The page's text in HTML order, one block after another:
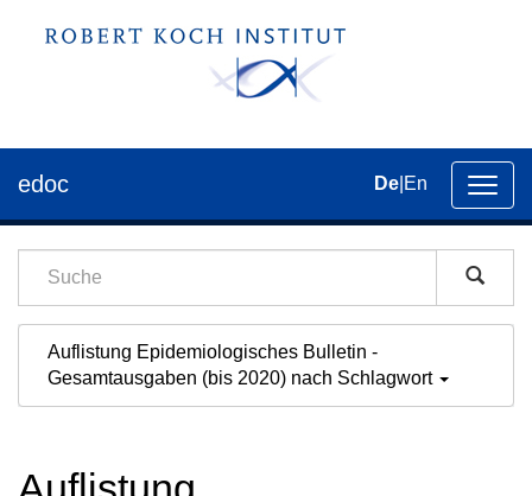
der
edoc De En
Auflistung Epidemiologisches Bulletin -
Gesamtausgaben (bis 2020) nach Schlagwort